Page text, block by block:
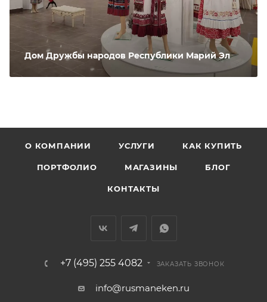
Дом Дружбы народов Республики Марий Эл
О КОМПАНИИ УСЛУГИ КАК КУПИТЬ
ПОРТФОЛИО МАГАЗИНЫ БЛОГ
КОНТАКТЫ
+7 (495) 255 4082 ЗАКАЗАТЬ ЗВОНОК
info@rusmaneken.ru